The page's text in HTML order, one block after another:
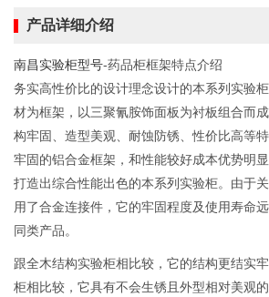
产品详细介绍
南昌实验柜型号-药品柜框架特点介绍
务实高性价比的设计理念设计的本系列实验
材为框架，以三聚氰胺饰面板为衬板组合而
构牢固、造型美观、耐蚀防锈、性价比高等
牢固的铝合金框架，和性能较好成本优势明
打造出综合性能出色的本系列实验柜。由于
用了合金连接件，它的牢固程度及使用寿命
同类产品。
跟全木结构实验柜相比较，它的结构更结实
柜相比较，它具有不会生锈且外型相对美观